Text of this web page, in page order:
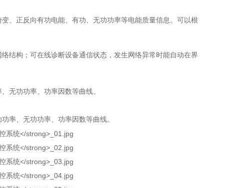
、正反向有功电能、有功、无功功率等电能质量信息。可以根
结构；可在线诊断设备通信状态，发生网络异常时能自动在界
无功功率、功率因数等曲线。
率、无功功率、功率因数等曲线。